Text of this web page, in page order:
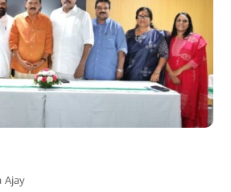
Ajay